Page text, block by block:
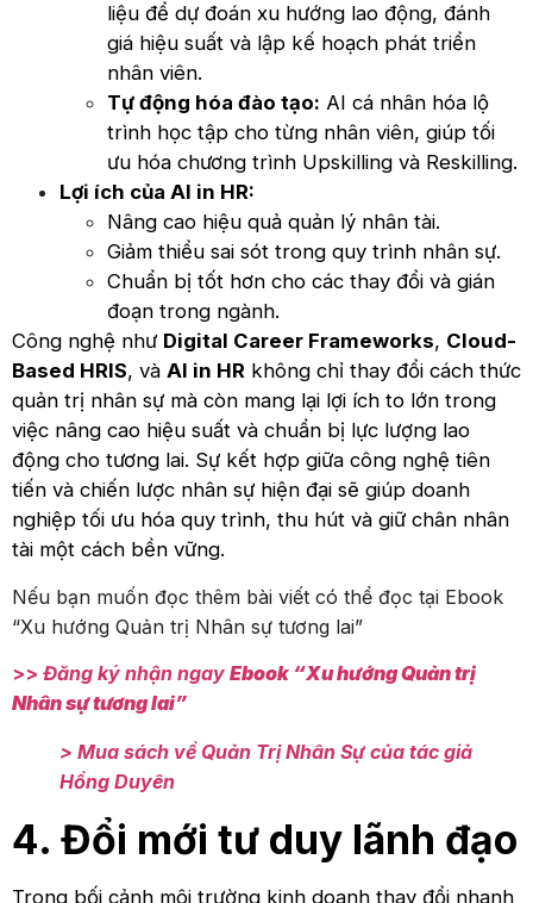
liệu để dự đoán xu hướng lao động, đánh
giá hiệu suất và lập kế hoạch phát triển
nhân viên.
Tự động hóa đào tạo: AI cá nhân hóa lộ
trình học tập cho từng nhân viên, giúp tối
ưu hóa chương trình Upskilling và Reskilling.
Lợi ích của AI in HR:
Nâng cao hiệu quả quản lý nhân tài.
Giảm thiểu sai sót trong quy trình nhân sự.
Chuẩn bị tốt hơn cho các thay đổi và gián
đoạn trong ngành.
Công nghệ như Digital Career Frameworks, Cloud-
Based HRIS, và AI in HR không chỉ thay đổi cách thức
quản trị nhân sự mà còn mang lại lợi ích to lớn trong
việc nâng cao hiệu suất và chuẩn bị lực lượng lao
động cho tương lai. Sự kết hợp giữa công nghệ tiên
tiến và chiến lược nhân sự hiện đại sẽ giúp doanh
nghiệp tối ưu hóa quy trình, thu hút và giữ chân nhân
tài một cách bền vững.
Nếu bạn muốn đọc thêm bài viết có thể đọc tại Ebook
“Xu hướng Quản trị Nhân sự tương lai”
>> Đăng ký nhận ngay Ebook “Xu hướng Quản trị
Nhân sự tương lai”
> Mua sách về Quản Trị Nhân Sự của tác giả
Hồng Duyên
4. Đổi mới tư duy lãnh đạo
Trong bối cảnh môi trường kinh doanh thay đổi nhanh